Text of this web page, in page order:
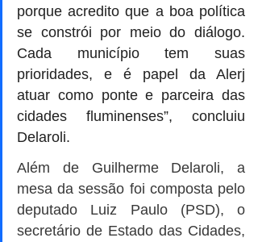
porque acredito que a boa política
se constrói por meio do diálogo.
Cada município tem suas
prioridades, e é papel da Alerj
atuar como ponte e parceira das
cidades fluminenses”, concluiu
Delaroli.
Além de Guilherme Delaroli, a
mesa da sessão foi composta pelo
deputado Luiz Paulo (PSD), o
secretário de Estado das Cidades,